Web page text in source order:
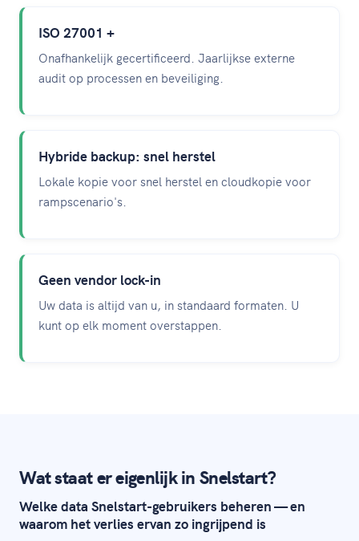
ISO 27001 +
Onafhankelijk gecertificeerd. Jaarlijkse externe
audit op processen en beveiliging.
Hybride backup: snel herstel
Lokale kopie voor snel herstel en cloudkopie voor
rampscenario's.
Geen vendor lock-in
Uw data is altijd van u, in standaard formaten. U
kunt op elk moment overstappen.
Wat staat er eigenlijk in Snelstart?
Welke data Snelstart-gebruikers beheren — en
waarom het verlies ervan zo ingrijpend is